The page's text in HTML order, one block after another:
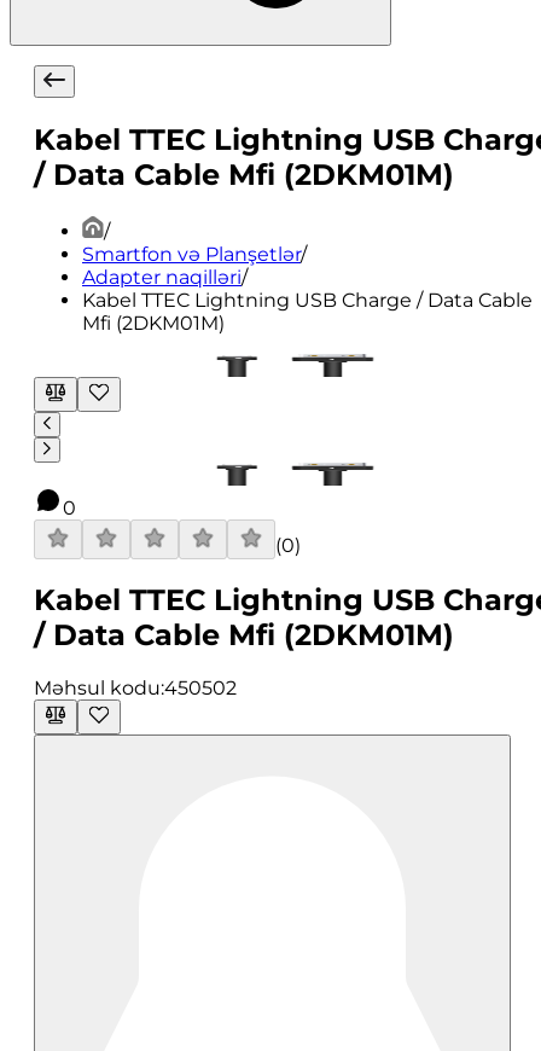
Kabel TTEC Lightning USB
/ Data Cable Mfi (2DKM01M)
/
Smartfon və Planşetlər/
Adapter naqilləri/
Kabel TTEC Lightning USB Charge / Data Cable
Mfi (2DKM01M)
0
(0)
Kabel TTEC Lightning USB
/ Data Cable Mfi (2DKM01M)
Məhsul kodu:450502